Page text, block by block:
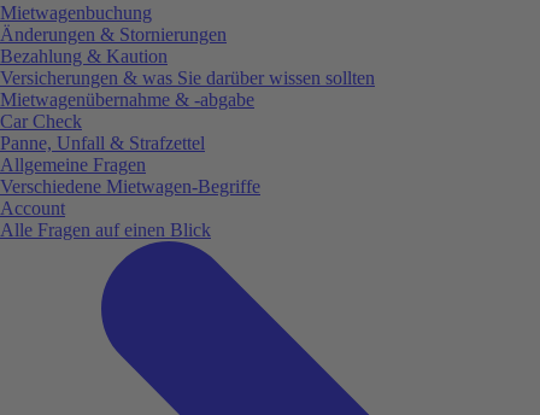
Mietwagenbuchung
Änderungen & Stornierungen
Bezahlung & Kaution
Versicherungen & was Sie darüber wissen sollten
Mietwagenübernahme & -abgabe
Car Check
Panne, Unfall & Strafzettel
Allgemeine Fragen
Verschiedene Mietwagen-Begriffe
Account
Alle Fragen auf einen Blick